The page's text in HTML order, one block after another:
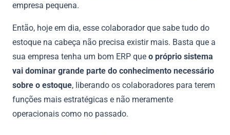
empresa pequena.
Então, hoje em dia, esse colaborador que sabe tudo do
estoque na cabeça não precisa existir mais. Basta que a
sua empresa tenha um bom ERP que o próprio sistema
vai dominar grande parte do conhecimento necessário
sobre o estoque, liberando os colaboradores para terem
funções mais estratégicas e não meramente
operacionais como no passado.